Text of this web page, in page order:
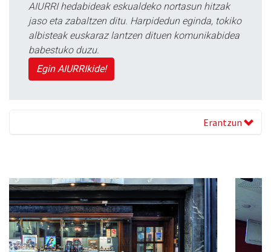
AIURRI hedabideak eskualdeko nortasun hitzak
jaso eta zabaltzen ditu. Harpidedun eginda, tokiko
albisteak euskaraz lantzen dituen komunikabidea
babestuko duzu.
Egin AIURRIkide!
Erantzun